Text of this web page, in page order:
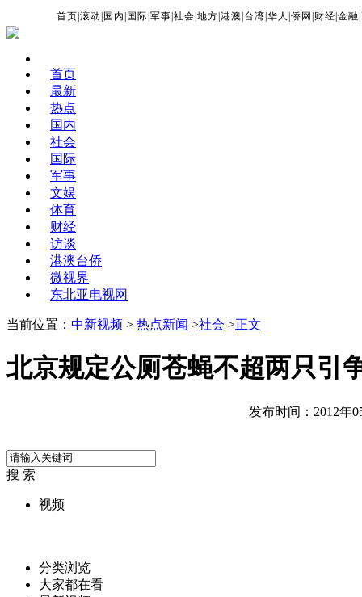
首页 |滚动 国内 国际 |军事 |社会 |地方 |港澳 台湾 |华人 |侨网 财经 |金融 |
首页
最新
热点
国内
社会
国际
军事
文娱
体育
财经
访谈
港澳台侨
微视界
东北亚电视网
当前位置： 中新视频 > 热点新闻 >社会 >正文
北京规定公厕苍蝇不超两只引
发布时间：2012年
搜 索
视频
分类浏览
大家都在看